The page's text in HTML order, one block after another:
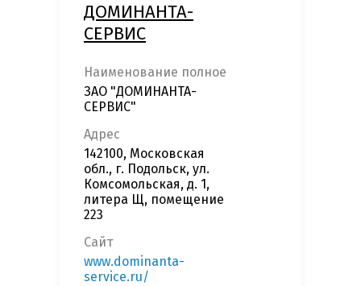
ДОМИНАНТА-
СЕРВИС
Наименование полное
ЗАО "ДОМИНАНТА-
СЕРВИС"
Адрес
142100, Московская
обл., г. Подольск, ул.
Комсомольская, д. 1,
литера Щ, помещение
223
Сайт
www.dominanta-
service.ru/